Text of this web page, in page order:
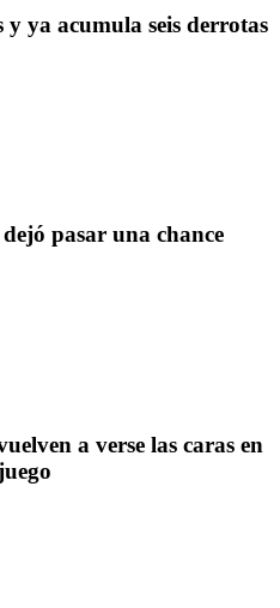
ya acumula seis derrotas
pasar una chance
a verse las caras en